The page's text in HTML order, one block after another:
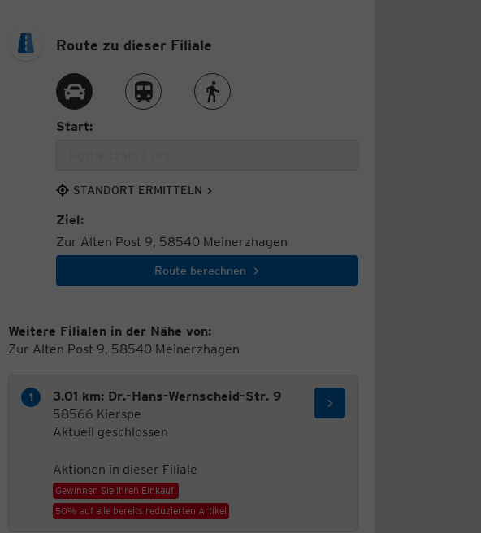
Route zu dieser Filiale
Route per AutoRoute per ZugRoute zu Fuß
Start:
STANDORT ERMITTELN
Ziel:
Zur Alten Post 9, 58540 Meinerzhagen
Route berechnen
Weitere Filialen in der Nähe von:
Zur Alten Post 9, 58540 Meinerzhagen
3.01 km: Dr.-Hans-Wernscheid-Str. 9
58566 Kierspe
Aktuell geschlossen
Aktionen in dieser Filiale
Gewinnen Sie Ihren Einkauf!
50% auf alle bereits reduzierten Artikel